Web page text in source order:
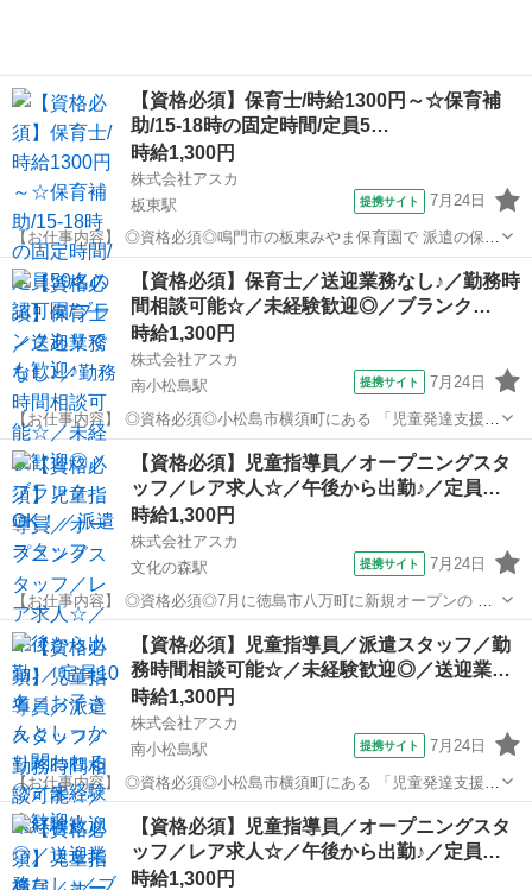
【資格必須】保育士/時給1300円～☆保育補
助/15-18時の固定時間/定員5…
時給1,300円
株式会社アスカ
板東駅
提携サイト 7月24日
【お仕事内容】 ◎資格必須◎鳴門市の板東みやま保育園で 派遣の保育
士さん募集♪ ∴‥∵‥∴‥∵‥∴‥∴‥∵ 0歳～3歳の定員50名の少人数の
保育園です(*^^*) 【お仕事内容】 ・保育補助業務 （遊びの見守り、食
事の...
徳島 鳴門市 板東駅 保育士
【資格必須】保育士／送迎業務なし♪／勤務時
間相談可能☆／未経験歓迎◎／ブランク…
時給1,300円
株式会社アスカ
南小松島駅
提携サイト 7月24日
【お仕事内容】 ◎資格必須◎小松島市横須町にある 「児童発達支援セ
ンターめだか」の 派遣保育士さんの求人です！ ことばや運動等発達が
気になる 就学前（1歳～5歳）のお子様を対象とし あそびや生活習慣の
指導、言語訓練等を 一...
徳島 小松島市 南小松島駅 保育士
【資格必須】児童指導員／オープニングスタ
ッフ／レア求人☆／午後から出勤♪／定員…
時給1,300円
株式会社アスカ
文化の森駅
提携サイト 7月24日
【お仕事内容】 ◎資格必須◎7月に徳島市八万町に新規オープンの 児
童発達支援・放課後等デイサービス 「児童デイこころ＋」の オープニ
ングスタッフ求人です！ 派遣スタッフさん募集中です★ 平日は12時か
らスタートなので 朝は...
徳島 徳島市 文化の森駅 保育士
【資格必須】児童指導員／派遣スタッフ／勤
務時間相談可能☆／未経験歓迎◎／送迎業…
時給1,300円
株式会社アスカ
南小松島駅
提携サイト 7月24日
【お仕事内容】 ◎資格必須◎小松島市横須町にある 「児童発達支援セ
ンターめだか」の 派遣児童指導員さんの求人です！ ことばや運動等発
達が気になる 就学前（1歳～5歳）のお子様を対象とし あそびや生活習
慣の指導、言語訓練等を...
徳島 小松島市 南小松島駅 保育士
【資格必須】児童指導員／オープニングスタ
ッフ／レア求人☆／午後から出勤♪／定員…
時給1,300円